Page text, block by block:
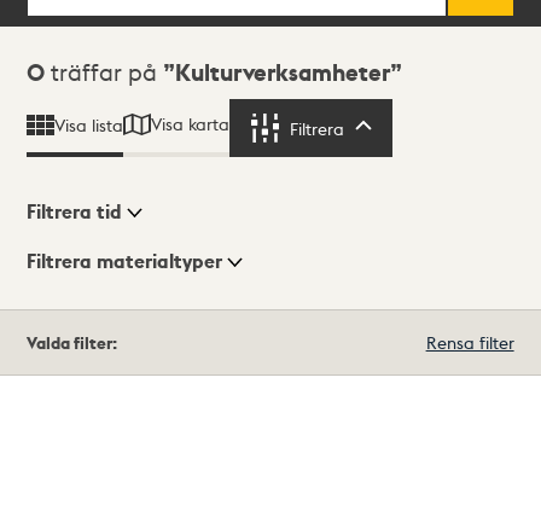
Sökresultat
0 träffar på Kulturverksamheter
Visa lista Visa karta Filtrera
Visningsläge
Filtrera tid
Filtrera materialtyper
träffar
Valda filter: Rensa filter